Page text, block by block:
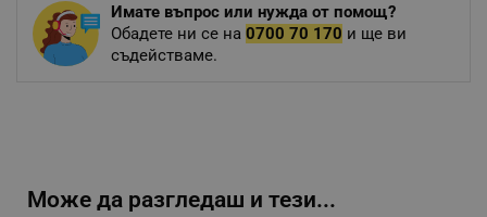
Имате въпрос или нужда от помощ?
Обадете ни се на 0700 70 170 и ще ви
съдействаме.
Може да разгледаш и тези...